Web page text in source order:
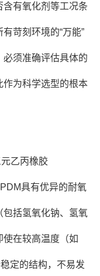
有氧化剂等工况条
苛刻环境的“万能”
须准确评估具体的
作为科学选型的根本
乙丙橡胶
具有优异的耐氧
括氢氧化钠、氢氧
在较高温度（如
定的结构，不易发